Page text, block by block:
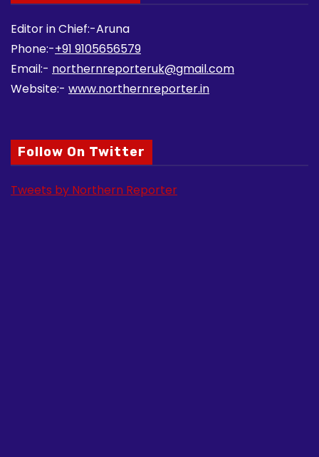
Editor in Chief:-Aruna
Phone:-+91 9105656579
Email:- northernreporteruk@gmail.com
Website:- www.northernreporter.in
Follow On Twitter
Tweets by Northern Reporter